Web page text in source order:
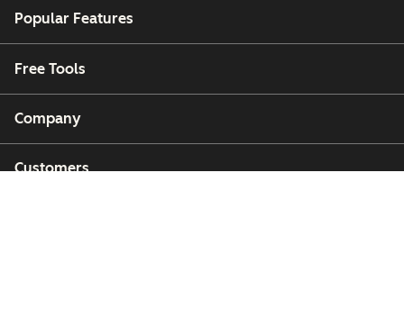
Popular Features
Free Tools
Company
Customers